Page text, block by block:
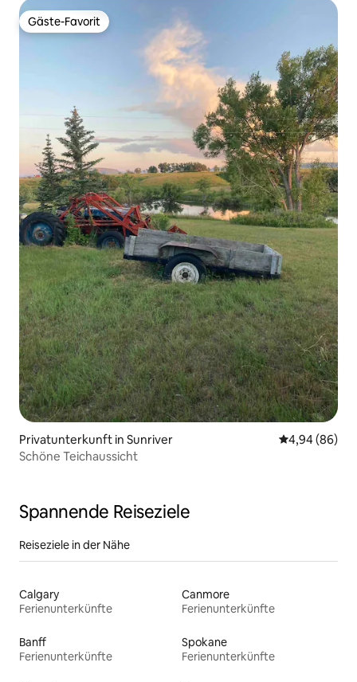
Gäste-Favorit
Gäste-Favorit
Privatunterkunft in Sunriver
4,94 (86)
Schöne Teichaussicht
Spannende Reiseziele
Reiseziele in der Nähe
Calgary
Ferienunterkünfte
Canmore
Ferienunterkünfte
Banff
Ferienunterkünfte
Spokane
Ferienunterkünfte